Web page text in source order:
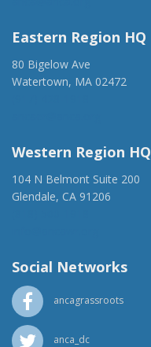
Eastern Region HQ
80 Bigelow Ave
Watertown, MA 02472
Western Region HQ
104 N Belmont Suite 200
Glendale, CA 91206
Social Networks
ancagrassroots
anca_dc